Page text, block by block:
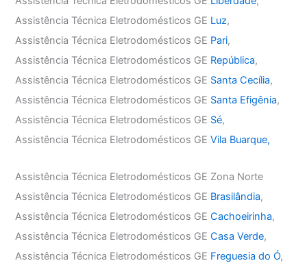
Assistência Técnica Eletrodomésticos GE Luz,
Assistência Técnica Eletrodomésticos GE Pari,
Assistência Técnica Eletrodomésticos GE República,
Assistência Técnica Eletrodomésticos GE Santa Cecília,
Assistência Técnica Eletrodomésticos GE Santa Efigênia,
Assistência Técnica Eletrodomésticos GE Sé,
Assistência Técnica Eletrodomésticos GEVila Buarque,
Assistência Técnica Eletrodomésticos GE Zona Norte
Assistência Técnica Eletrodomésticos GE Brasilândia,
Assistência Técnica Eletrodomésticos GECachoeirinha,
Assistência Técnica Eletrodomésticos GECasa Verde,
Assistência Técnica Eletrodomésticos GE Freguesia do Ó,